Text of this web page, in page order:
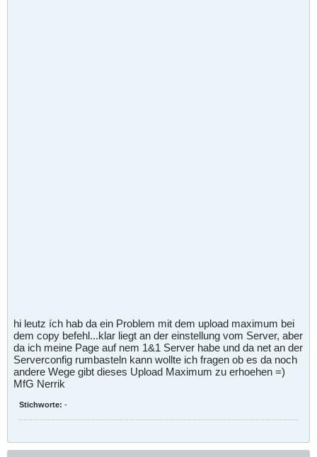
hi leutz ích hab da ein Problem mit dem upload maximum bei
dem copy befehl...klar liegt an der einstellung vom Server, aber
da ich meine Page auf nem 1&1 Server habe und da net an der
Serverconfig rumbasteln kann wollte ich fragen ob es da noch
andere Wege gibt dieses Upload Maximum zu erhoehen =)
MfG Nerrik
Stichworte: -